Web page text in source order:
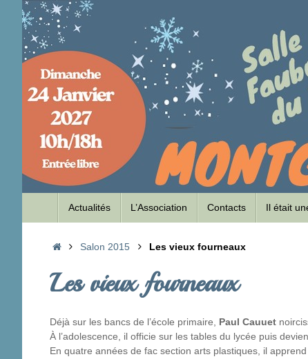
Passer
contenu
Actualités L’Association Contacts Il était
AccueilSalon 2015 Les vieux fourneaux
Les vieux fourneaux
Déjà sur les bancs de l’école primaire, Paul Cauuet
À l’adolescence, il officie sur les tables du lycée puis
En quatre années de fac section arts plastiques, il